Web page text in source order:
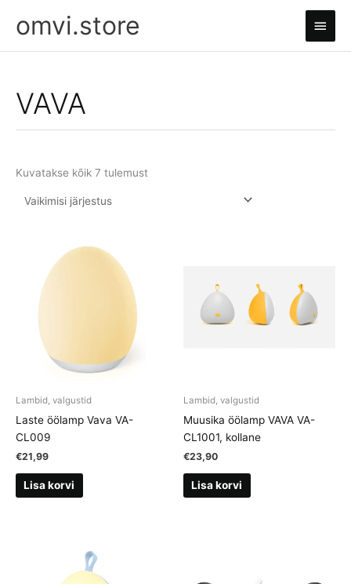
omvi.store
Main
Menu
VAVA
Kuvatakse kõik 7 tulemust
Lambid, valgustid
Laste öölamp Vava VA-
CL009
€21,99
Lisa korvi
Lambid, valgustid
Muusika öölamp VAVA VA-
CL1001, kollane
€23,90
Lisa korvi